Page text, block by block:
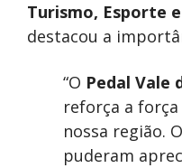
Turismo, Esporte
destacou a
“O Pedal Vale
reforça a força
nossa região.
puderam